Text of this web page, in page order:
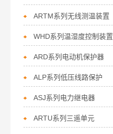
ARTM系列无线测温装置
WHD系列温湿度控制装置
ARD系列电动机保护器
ALP系列低压线路保护
ASJ系列电力继电器
ARTU系列三遥单元